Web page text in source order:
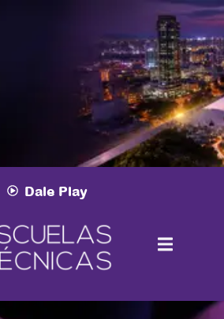
Nacional Bogotá
académica en Bogotá.
con el sector audiovisual.
26 al 28 de agosto
Dale Play